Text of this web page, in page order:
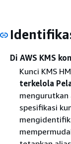
Di AWS KMS
Kunci KMS
terkelola
spesifikasi